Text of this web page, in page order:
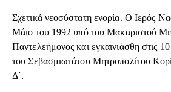
Σχετικά νεοσύστατη ενορία. Ο Ιερός
Μάιο του 1992 υπό του Μακαριστού
Παντελεήμονος και εγκαινιάσθη στις
του Σεβασμιωτάτου Μητροπολίτου
Δ΄.